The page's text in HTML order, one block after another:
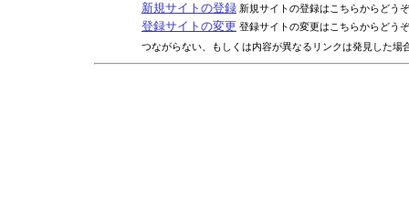
新規サイトの登録 新規サイトの登録はこちらからどうぞ
登録サイトの変更 登録サイトの変更はこちらからどうぞ
つながらない、もしくは内容が異なるリンクは発見した場